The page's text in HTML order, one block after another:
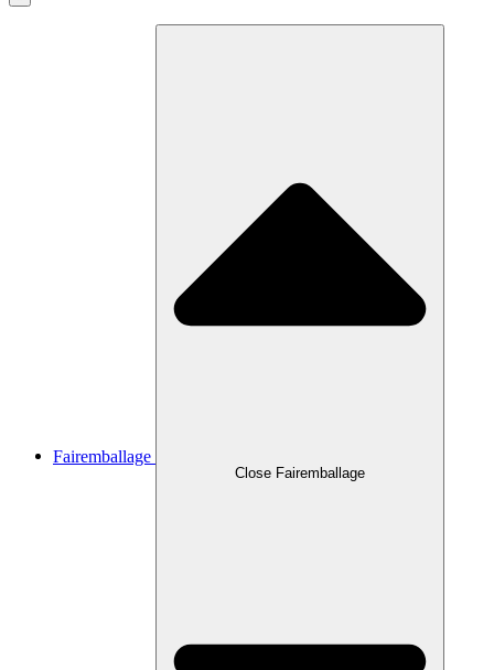
Fairemballage
Close Fairemballage